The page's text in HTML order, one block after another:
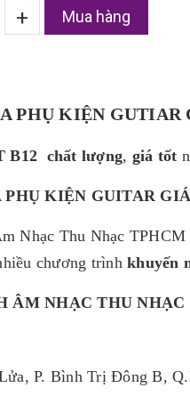
+ Mua hàng
PHỤ KIỆN GUTIAR
B12 chất lượng, giá tốt
KIỆN GUITAR
Nhạc Thu Nhạc TPHCM
chương trình khuyến
ÂM NHẠC THU NHẠC
P. Bình Trị Đông B,